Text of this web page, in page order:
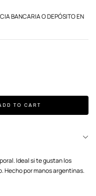
BANCARIA O DEPÓSITO EN
Ideal si te gustan los
Hecho por manos argentinas.